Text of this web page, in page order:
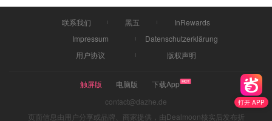
打开 APP
联系我们 黑五
InRewards
Impressum
Datenschutzerklärung
用户协议
版权声明
触屏版 电脑版
下载App
contact@dazhe.de
页面信息由用户分享或品牌、商家提供，由Dealmoon核实后发布折